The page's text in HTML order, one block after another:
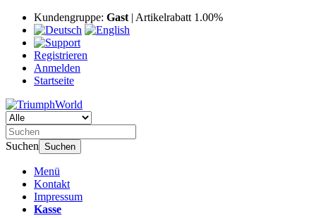
Kundengruppe: Gast | Artikelrabatt 1.00%
Registrieren
Anmelden
Startseite
Suchen Suchen
Menü
Kontakt
Impressum
Kasse